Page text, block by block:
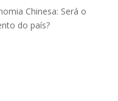
Chinesa: Será o
do país?